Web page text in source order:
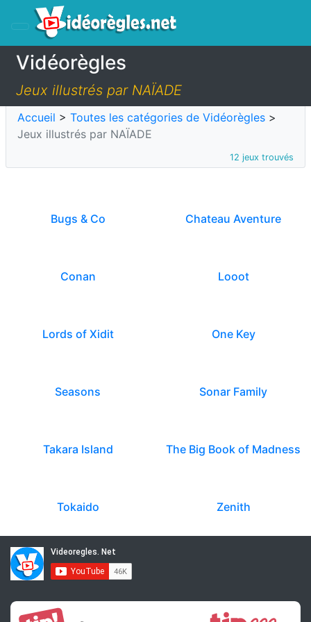
Vidéorègles
Jeux illustrés par NAÏADE
Accueil > Toutes les catégories de Vidéorègles >
Jeux illustrés par NAÏADE
12 jeux trouvés
Bugs & Co Chateau Aventure
Conan Looot
Lords of Xidit One Key
Seasons Sonar Family
Takara Island The Big Book of Madness
Tokaido Zenith